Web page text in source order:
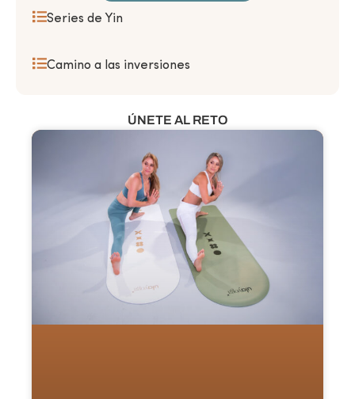
Series de Yin
Camino a las inversiones
ÚNETE AL RETO